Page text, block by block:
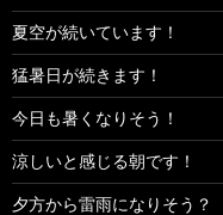
夏空が続いています！
猛暑日が続きます！
今日も暑くなりそう！
涼しいと感じる朝です！
夕方から雷雨になりそう？